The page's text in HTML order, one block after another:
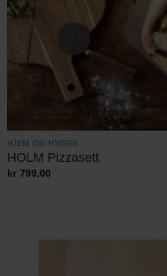
HJEM OG HYGGE
HOLM Pizzasett
kr 799,00